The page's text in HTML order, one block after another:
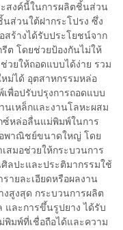
สงค์นี้ในการผลิตชิ้นส่วน
ส่วนใต้ฝากระโปรง ซึ่ง
ร้างได้รับประโยชน์จาก
ต โดยช่วยป้องกันไม่ให้
ยให้ถอดแบบได้ง่าย รวม
ม่ได้ อุตสาหกรรมหล่อ
พื่อปรับปรุงการถอดแบบ
นเหล็กและงานโลหะผสม
ซ์หล่อลื่นแม่พิมพ์ในการ
อพาณิชย์ขนาดใหญ่ โดย
สมอช่วยให้กระบวนการ
ลปะและประติมากรรมใช้
ายละเอียดหรือผลงาน
สูงสุด กระบวนการผลิต
และการขึ้นรูปยาง ได้รับ
มพ์ที่เชื่อถือได้และความ